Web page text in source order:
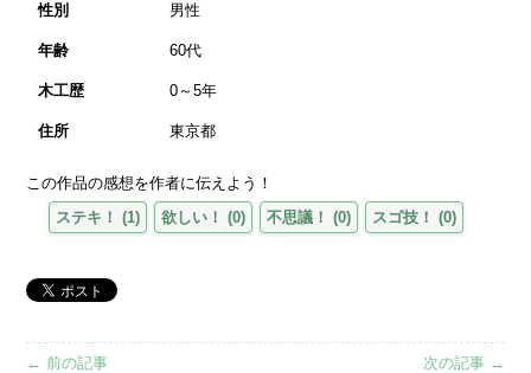
性別 男性
年齢 60代
木工歴 0～5年
住所 東京都
この作品の感想を作者に伝えよう！
ステキ！
(1) 欲しい！ (0) 不思議！ (0) スゴ技！ (0)
← 前の記事 次の記事 →